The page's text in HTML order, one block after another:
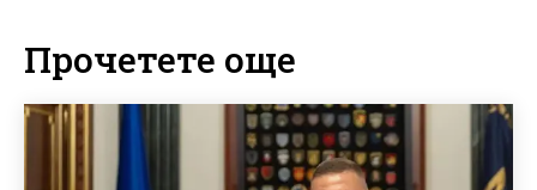
Прочетете още